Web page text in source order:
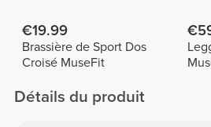
€19.99
Brassière de Sport Dos
Croisé MuseFit
Détails du produit